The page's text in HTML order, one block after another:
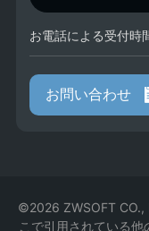
お電話による受付
お問い合わせ
©2026 ZWSOFT CO.,
こで引用されている